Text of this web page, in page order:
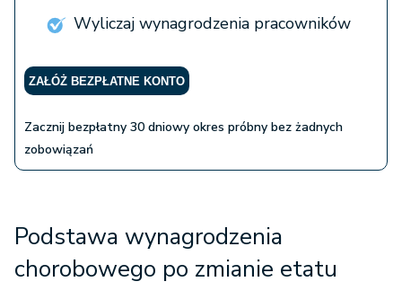
Wyliczaj wynagrodzenia pracowników
ZAŁÓŻ BEZPŁATNE KONTO
Zacznij bezpłatny 30 dniowy okres próbny bez żadnych
zobowiązań
Podstawa wynagrodzenia
chorobowego po zmianie etatu